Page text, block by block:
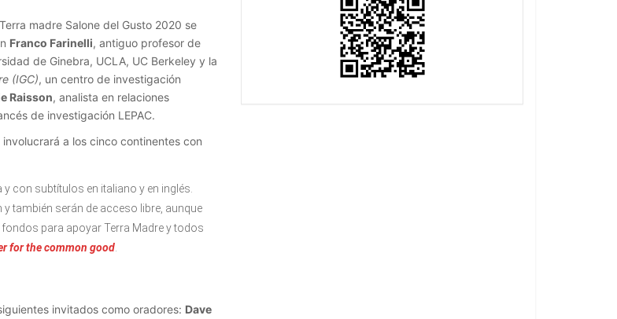
madre Salone del Gusto 2020 se
Franco Farinelli, antiguo profesor de
de Ginebra, UCLA, UC Berkeley y la
(IGC), un centro de investigación
Raisson, analista en relaciones
de investigación LEPAC.
a los cinco continentes con
con subtítulos en italiano y en inglés.
también serán de acceso libre, aunque
para apoyar Terra Madre y todos
for the common good
invitados como oradores: Dave